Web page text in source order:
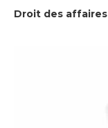
Droit des affaires